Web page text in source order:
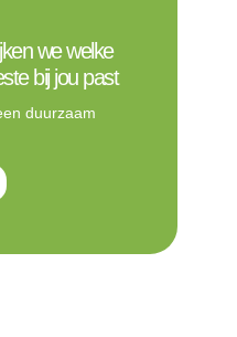
we welke
bij jou past
duurzaam